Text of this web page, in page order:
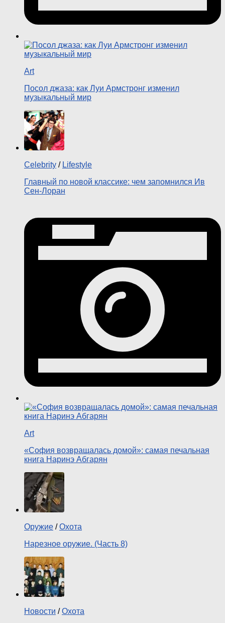
Art
Посол джаза: как Луи Армстронг изменил
музыкальный мир
Celebrity / Lifestyle
Главный по новой классике: чем запомнился Ив
Сен-Лоран
Art
«София возвращалась домой»: самая печальная
книга Наринэ Абгарян
Оружие /Охота
Нарезное оружие. (Часть 8)
Новости /Охота